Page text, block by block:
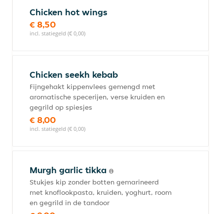
Chicken hot wings
€ 8,50
incl. statiegeld (€ 0,00)
Chicken seekh kebab
Fijngehakt kippenvlees gemengd met
aromatische specerijen, verse kruiden en
gegrild op spiesjes
€ 8,00
incl. statiegeld (€ 0,00)
Murgh garlic tikka
Stukjes kip zonder botten gemarineerd
met knoflookpasta, kruiden, yoghurt, room
en gegrild in de tandoor